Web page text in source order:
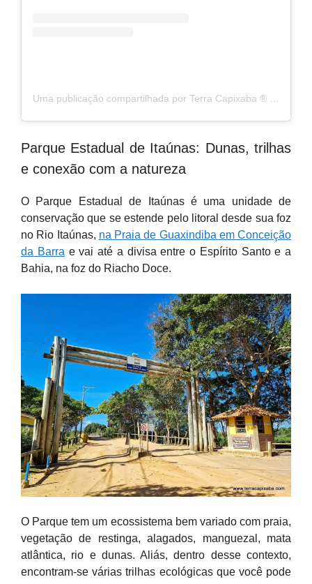
Parque Estadual de Itaúnas: Dunas, trilhas
e conexão com a natureza
O Parque Estadual de Itaúnas é uma unidade de
conservação que se estende pelo litoral desde sua foz
no Rio Itaúnas, na Praia de Guaxindiba em Conceição
da Barra e vai até a divisa entre o Espírito Santo e a
Bahia, na foz do Riacho Doce.
O Parque tem um ecossistema bem variado com praia,
vegetação de restinga, alagados, manguezal, mata
atlântica, rio e dunas. Aliás, dentro desse contexto,
encontram-se várias trilhas ecológicas que você pode